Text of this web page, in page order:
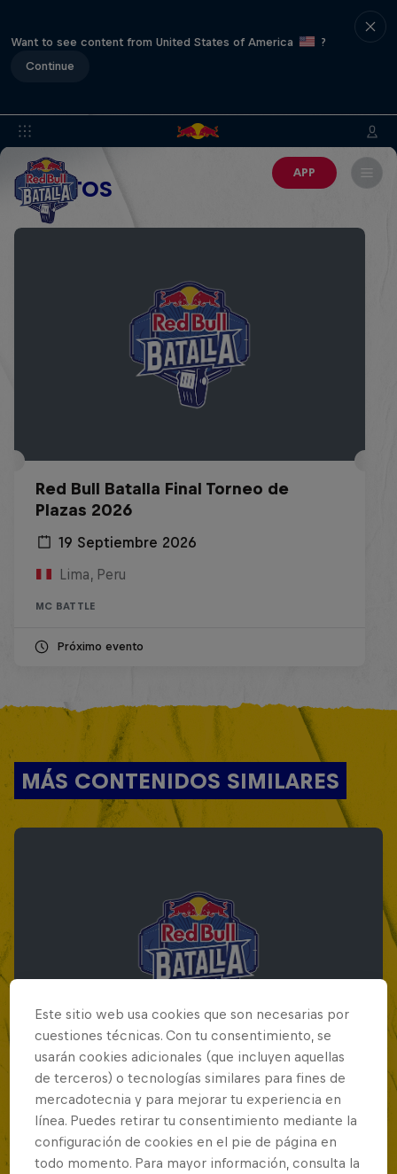
Want to see content from United States of America
?
Continue
APP
EVENTOS
Red Bull Batalla Final Torneo de
Plazas 2026
19 Septiembre 2026
Lima, Peru
MC BATTLE
Próximo evento
MÁS CONTENIDOS SIMILARES
Red Bull Batalla Final Torneo de Plazas
2026
19 Septiembre 2026
Este sitio web usa cookies que son necesarias por
cuestiones técnicas. Con tu consentimiento, se
usarán cookies adicionales (que incluyen aquellas
de terceros) o tecnologías similares para fines de
mercadotecnia y para mejorar tu experiencia en
línea. Puedes retirar tu consentimiento mediante la
configuración de cookies en el pie de página en
todo momento. Para mayor información, consulta la